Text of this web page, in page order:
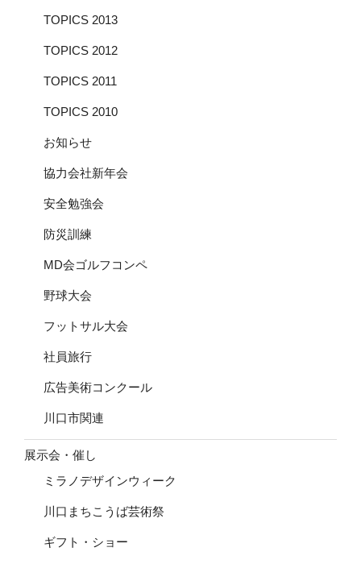
TOPICS 2013
TOPICS 2012
TOPICS 2011
TOPICS 2010
お知らせ
協力会社新年会
安全勉強会
防災訓練
MD会ゴルフコンペ
野球大会
フットサル大会
社員旅行
広告美術コンクール
川口市関連
展示会・催し
ミラノデザインウィーク
川口まちこうば芸術祭
ギフト・ショー